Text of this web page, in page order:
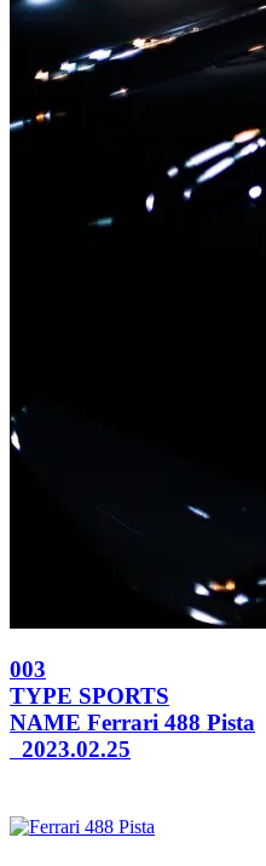
003
TYPE SPORTS
NAME Ferrari 488 Pista
2023.02.25